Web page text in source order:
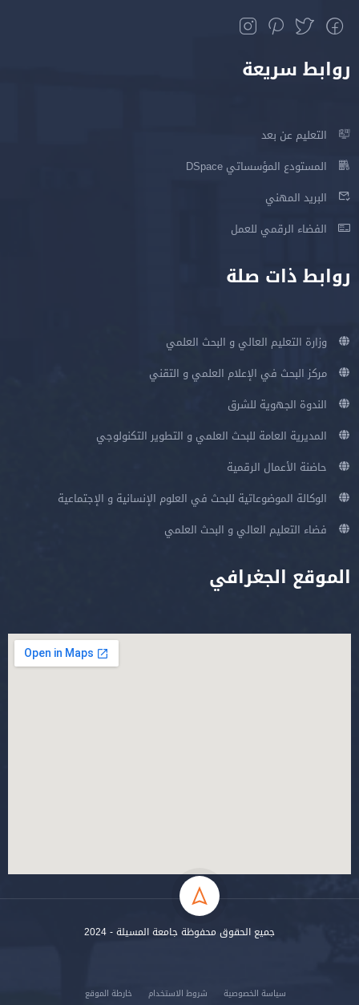
روابط سريعة
التعليم عن بعد
المستودع المؤسساتي DSpace
البريد المهني
الفضاء الرقمي للعمل
روابط ذات صلة
وزارة التعليم العالي و البحث العلمي
مركز البحث في الإعلام العلمي و التقني
الندوة الجهوية للشرق
المديرية العامة للبحث العلمي و التطوير التكنولوجي
حاضنة الأعمال الرقمية
الوكالة الموضوعاتية للبحث في العلوم الإنسانية و الإجتماعية
فضاء التعليم العالي و البحث العلمي
الموقع الجغرافي
جميع الحقوق محفوظة جامعة المسيلة - 2024
سياسة الخصوصية شروط الاستخدام خارطة الموقع